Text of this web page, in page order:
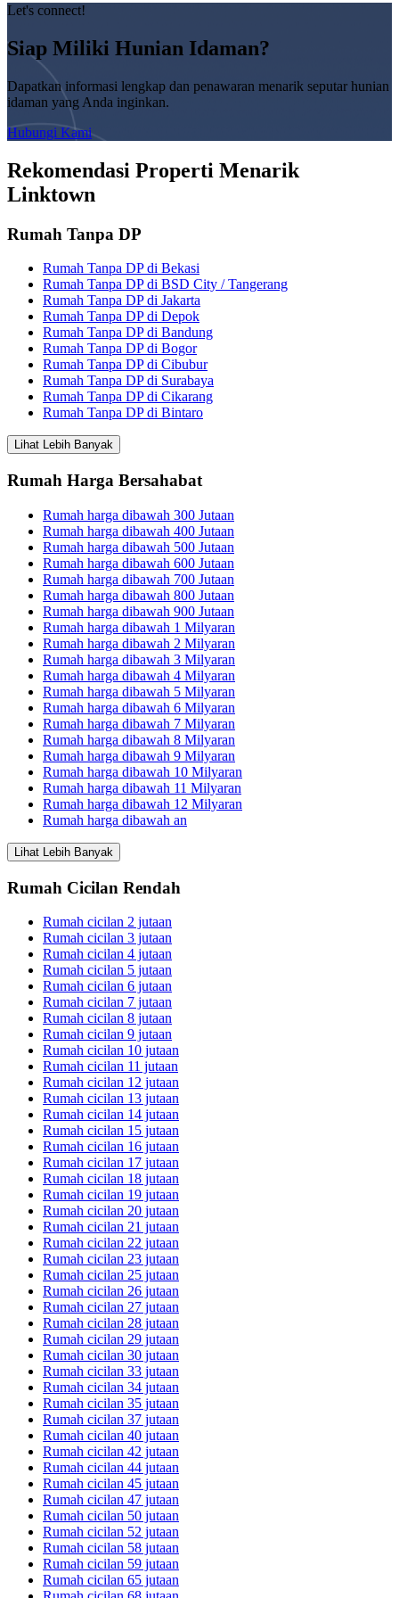
Let's connect!
Siap Miliki Hunian Idaman?
Dapatkan informasi lengkap dan penawaran menarik seputar hunian
idaman yang Anda inginkan.
Hubungi Kami
Rekomendasi Properti Menarik
Linktown
Rumah Tanpa DP
Rumah Tanpa DP di Bekasi
Rumah Tanpa DP di BSD City / Tangerang
Rumah Tanpa DP di Jakarta
Rumah Tanpa DP di Depok
Rumah Tanpa DP di Bandung
Rumah Tanpa DP di Bogor
Rumah Tanpa DP di Cibubur
Rumah Tanpa DP di Surabaya
Rumah Tanpa DP di Cikarang
Rumah Tanpa DP di Bintaro
Lihat Lebih Banyak
Rumah Harga Bersahabat
Rumah harga dibawah 300 Jutaan
Rumah harga dibawah 400 Jutaan
Rumah harga dibawah 500 Jutaan
Rumah harga dibawah 600 Jutaan
Rumah harga dibawah 700 Jutaan
Rumah harga dibawah 800 Jutaan
Rumah harga dibawah 900 Jutaan
Rumah harga dibawah 1 Milyaran
Rumah harga dibawah 2 Milyaran
Rumah harga dibawah 3 Milyaran
Rumah harga dibawah 4 Milyaran
Rumah harga dibawah 5 Milyaran
Rumah harga dibawah 6 Milyaran
Rumah harga dibawah 7 Milyaran
Rumah harga dibawah 8 Milyaran
Rumah harga dibawah 9 Milyaran
Rumah harga dibawah 10 Milyaran
Rumah harga dibawah 11 Milyaran
Rumah harga dibawah 12 Milyaran
Rumah harga dibawah an
Lihat Lebih Banyak
Rumah Cicilan Rendah
Rumah cicilan 2 jutaan
Rumah cicilan 3 jutaan
Rumah cicilan 4 jutaan
Rumah cicilan 5 jutaan
Rumah cicilan 6 jutaan
Rumah cicilan 7 jutaan
Rumah cicilan 8 jutaan
Rumah cicilan 9 jutaan
Rumah cicilan 10 jutaan
Rumah cicilan 11 jutaan
Rumah cicilan 12 jutaan
Rumah cicilan 13 jutaan
Rumah cicilan 14 jutaan
Rumah cicilan 15 jutaan
Rumah cicilan 16 jutaan
Rumah cicilan 17 jutaan
Rumah cicilan 18 jutaan
Rumah cicilan 19 jutaan
Rumah cicilan 20 jutaan
Rumah cicilan 21 jutaan
Rumah cicilan 22 jutaan
Rumah cicilan 23 jutaan
Rumah cicilan 25 jutaan
Rumah cicilan 26 jutaan
Rumah cicilan 27 jutaan
Rumah cicilan 28 jutaan
Rumah cicilan 29 jutaan
Rumah cicilan 30 jutaan
Rumah cicilan 33 jutaan
Rumah cicilan 34 jutaan
Rumah cicilan 35 jutaan
Rumah cicilan 37 jutaan
Rumah cicilan 40 jutaan
Rumah cicilan 42 jutaan
Rumah cicilan 44 jutaan
Rumah cicilan 45 jutaan
Rumah cicilan 47 jutaan
Rumah cicilan 50 jutaan
Rumah cicilan 52 jutaan
Rumah cicilan 58 jutaan
Rumah cicilan 59 jutaan
Rumah cicilan 65 jutaan